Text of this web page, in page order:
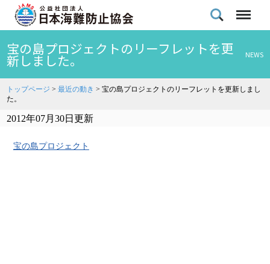
宝の島プロジェクトのリーフレットを更
新しました。 NEWS
トップページ >最近の動き >宝の島プロジェクトのリーフレットを更新しまし
た。
2012年07月30日更新
宝の島プロジェクト